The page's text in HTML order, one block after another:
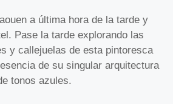
a última hora de la tarde y
Pase la tarde explorando las
y callejuelas de esta pintoresca
de su singular arquitectura
tonos azules.